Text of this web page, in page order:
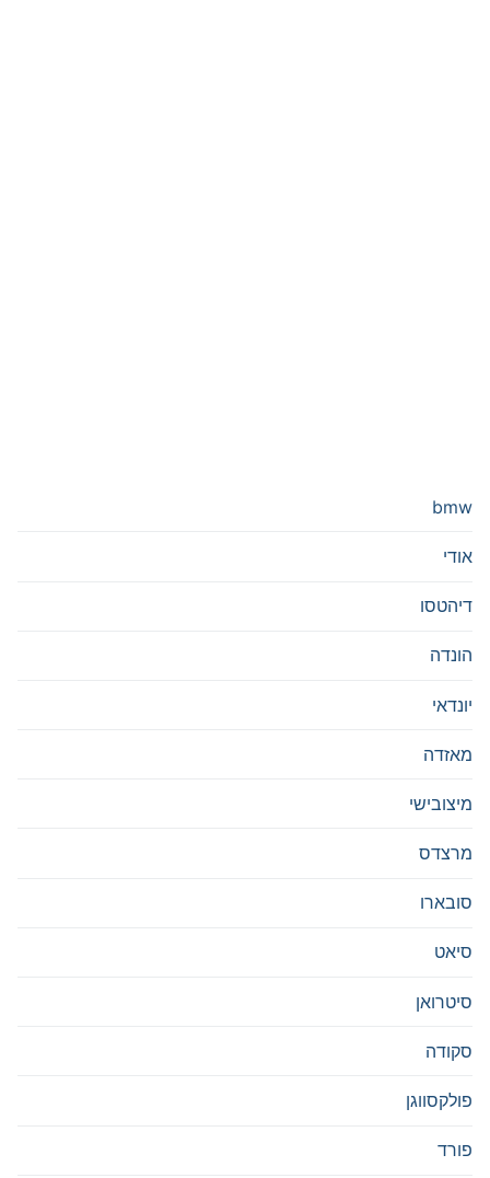
bmw
אודי
דיהטסו
הונדה
יונדאי
מאזדה
מיצובישי
מרצדס
סובארו
סיאט
סיטרואן
סקודה
פולקסווגן
פורד